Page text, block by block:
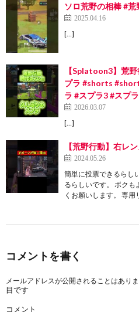
ソロ荒野の相棒 #荒
2025.04.16
[…]
【Splatoon3】荒
プラ #shorts
ラ #スプラ3 #スプ
2026.03.07
[…]
【荒野行動】右レ
2024.05.26
簡単に投票できるらし
るらしいです。 ボクも
くお願いします。 専
コメントを書く
メールアドレスが公開されることはありま
目です
コメント